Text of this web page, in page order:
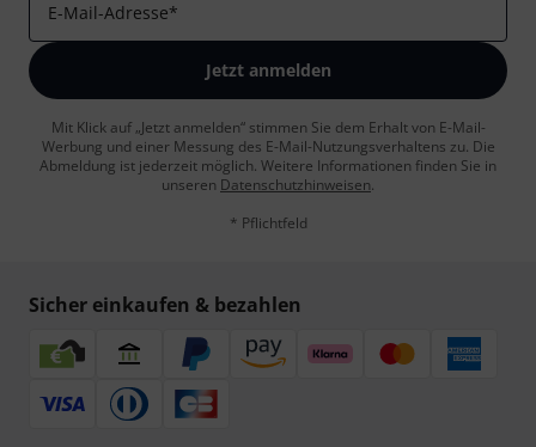
E-Mail-Adresse*
Jetzt anmelden
Mit Klick auf „Jetzt anmelden“ stimmen Sie dem Erhalt von E-Mail-
Werbung und einer Messung des E-Mail-Nutzungsverhaltens zu. Die
Abmeldung ist jederzeit möglich. Weitere Informationen finden Sie in
unseren Datenschutzhinweisen.
* Pflichtfeld
Sicher einkaufen & bezahlen